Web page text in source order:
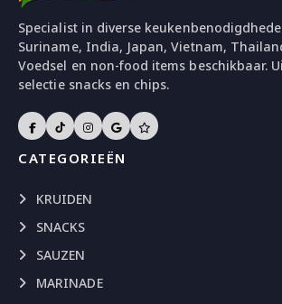
Specialist in diverse
Suriname, India, Japan, Vietnam,
Voedsel en non-food items beschikbaar.
selectie snacks en chips.
CATEGORIEËN
KRUIDEN
SNACKS
SAUZEN
MARINADE